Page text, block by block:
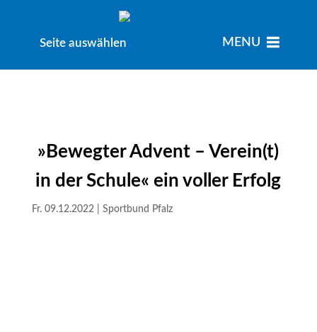
Seite auswählen MENU
»Bewegter Advent – Verein(t)
in der Schule« ein voller Erfolg
Fr. 09.12.2022| Sportbund Pfalz